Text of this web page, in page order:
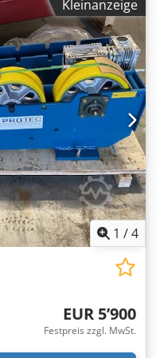
Stk. Länge:73 cm
Behälter:
Flüssigkeit 10 / Gas 10
Flüssigkeit 85 / Gas 85
Aja Breite: ca.
Zustand!
Kleinanzeige
1 /4
EUR 5’900
Festpreis zzgl. MwSt.